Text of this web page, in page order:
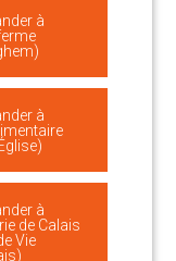
à
à
à
de Calais
Vie